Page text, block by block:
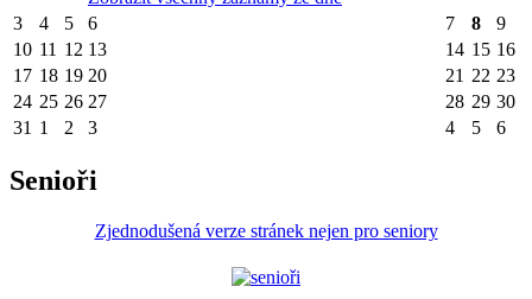
3 4 5 6 7 8
9
10 11 12 13 14 15 16
17 18 19 20 21 22 23
24 25 26 27 28 29 30
31 1 2 3 4 5 6
Senioři
Zjednodušená verze stránek nejen pro seniory